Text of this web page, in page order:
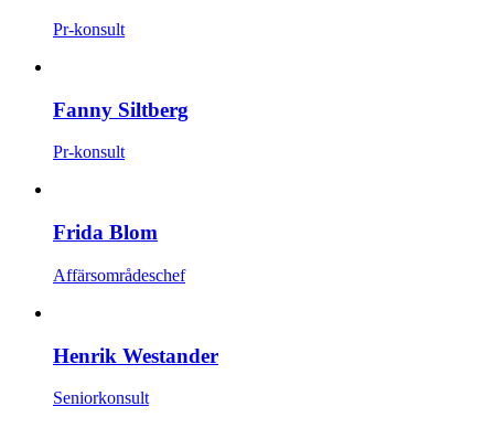
Pr-konsult
Fanny Siltberg
Pr-konsult
Frida Blom
Affärsområdeschef
Henrik Westander
Seniorkonsult